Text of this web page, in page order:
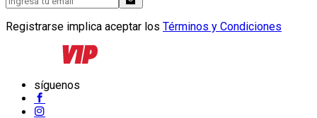
Registrarse implica aceptar los Términos y Condiciones
síguenos